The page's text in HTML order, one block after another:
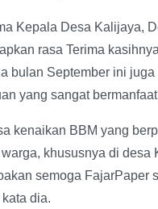
Kepala Desa Kalijaya,
rasa Terima
bulan September ini juga
yang sangat
kenaikan BBM yang
khususnya di desa
semoga FajarPaper
dia.